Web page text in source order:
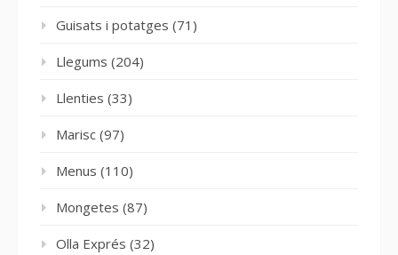
Guisats i potatges (71)
Llegums (204)
Llenties (33)
Marisc (97)
Menus (110)
Mongetes (87)
Olla Exprés (32)